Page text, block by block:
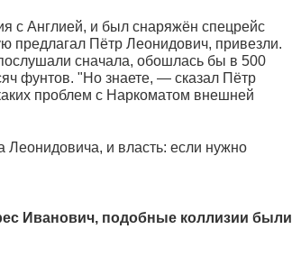
с Англией, и был снаряжён спецрейс
предлагал Пётр Леонидович, привезли.
сначала, обошлась бы в 500
фунтов. "Но знаете, — сказал Пётр
проблем с Наркоматом внешней
и власть: если нужно
Иванович, подобные коллизии были